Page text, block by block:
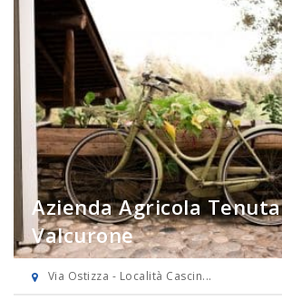
Azienda Agricola Tenuta
Valcurone
Via Ostizza - Località Cascin...